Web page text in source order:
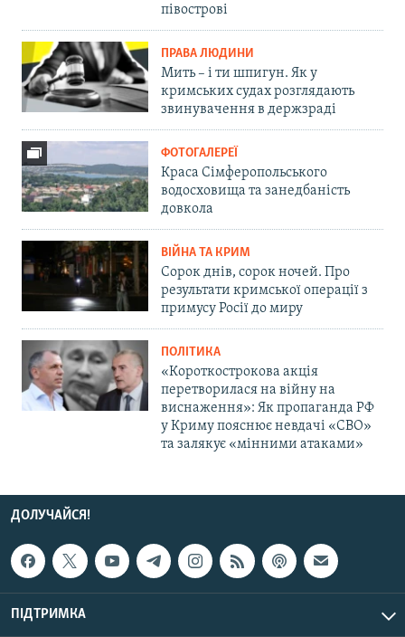
півострові
ПРАВА ЛЮДИНИ
Мить – і ти шпигун. Як у
кримських судах розглядають
звинувачення в держзраді
ФОТОГАЛЕРЕЇ
Краса Сімферопольського
водосховища та занедбаність
довкола
ВІЙНА ТА КРИМ
Сорок днів, сорок ночей. Про
результати кримської операції з
примусу Росії до миру
ПОЛІТИКА
«Короткострокова акція
перетворилася на війну на
виснаження»: Як пропаганда РФ
у Криму пояснює невдачі «СВО»
та залякує «мінними атаками»
ДОЛУЧАЙСЯ!
ПІДТРИМКА